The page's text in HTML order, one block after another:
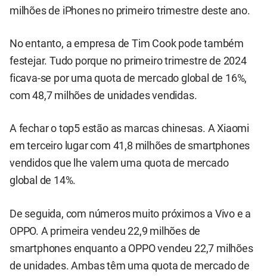
milhões de iPhones no primeiro trimestre deste ano.
No entanto, a empresa de Tim Cook pode também
festejar. Tudo porque no primeiro trimestre de 2024
ficava-se por uma quota de mercado global de 16%,
com 48,7 milhões de unidades vendidas.
A fechar o top5 estão as marcas chinesas. A Xiaomi
em terceiro lugar com 41,8 milhões de smartphones
vendidos que lhe valem uma quota de mercado
global de 14%.
De seguida, com números muito próximos a Vivo e a
OPPO. A primeira vendeu 22,9 milhões de
smartphones enquanto a OPPO vendeu 22,7 milhões
de unidades. Ambas têm uma quota de mercado de